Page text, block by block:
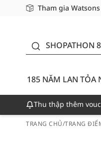
Tham gia
Miễn phí giao
Giao hàng nhanh
SHOPATHON
CƯỜI - GIẢM
50%
185 NĂM LAN TỎA
Thu thập thêm
TRANG CHỦ/TRANG